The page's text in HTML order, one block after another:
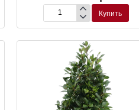
Лавр
благородный
Купить